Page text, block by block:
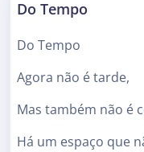
Do Tempo
Do Tempo
Agora não é tarde,
Mas também não é
Há um espaço que